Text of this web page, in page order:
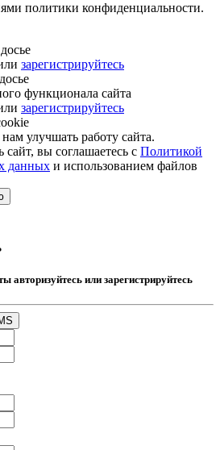
политики конфиденциальности.
зарегистрируйтесь
функционала сайта
зарегистрируйтесь
улучшать работу сайта.
вы соглашаетесь с Политикой
данных и использованием файлов
авторизуйтесь или зарегистрируйтесь